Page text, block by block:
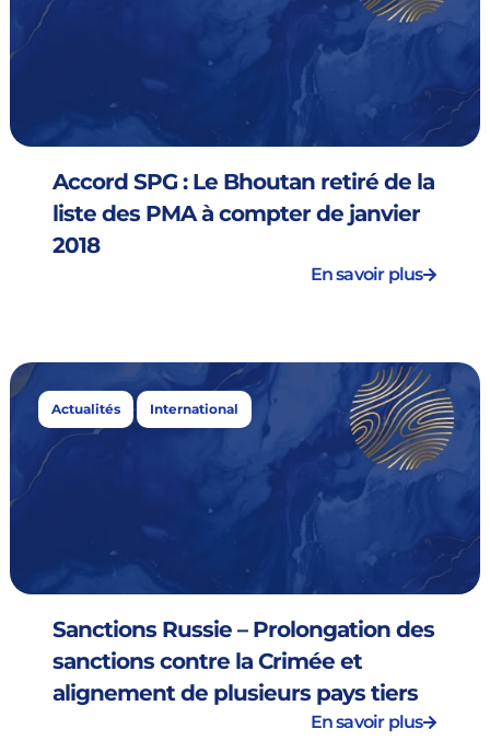
Accord SPG : Le Bhoutan retiré de la
liste des PMA à compter de janvier
2018
En savoir plus
Actualités , International
Sanctions Russie – Prolongation des
sanctions contre la Crimée et
alignement de plusieurs pays tiers
En savoir plus